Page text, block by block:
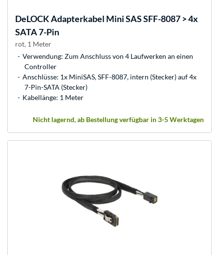
DeLOCKAdapterkabel Mini SAS SFF-8087 > 4x
SATA 7-Pin
rot, 1 Meter
Verwendung: Zum Anschluss von 4 Laufwerken an einen
Controller
Anschlüsse: 1x MiniSAS, SFF-8087, intern (Stecker) auf 4x
7-Pin-SATA (Stecker)
Kabellänge: 1 Meter
Nicht lagernd, ab Bestellung verfügbar in 3-5 Werktagen